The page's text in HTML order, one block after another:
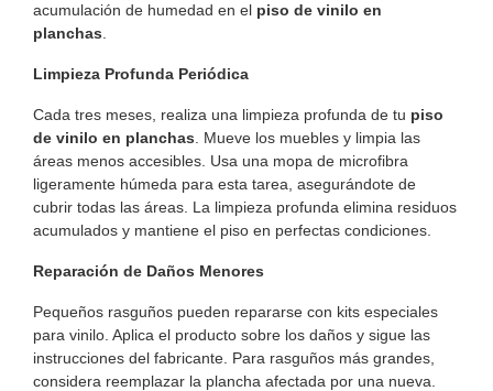
acumulación de humedad en el piso de vinilo en
planchas
Limpieza Profunda Periódica
Cada tres meses, realiza una limpieza profunda de tu piso
de vinilo en planchas . Mueve los muebles y limpia las
áreas menos accesibles. Usa una mopa de microfibra
ligeramente húmeda para esta tarea, asegurándote de
cubrir todas las áreas. La limpieza profunda elimina residuos
acumulados y mantiene el piso en perfectas condiciones.
Reparación de Daños Menores
Pequeños rasguños pueden repararse con kits especiales
para vinilo. Aplica el producto sobre los daños y sigue las
instrucciones del fabricante. Para rasguños más grandes,
considera reemplazar la plancha afectada por una nueva.